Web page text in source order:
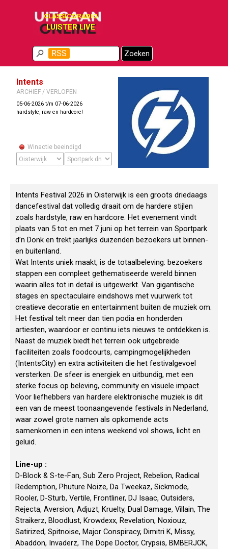
CLASSICS RADIO
LUISTER LIVE
Zoeken
RSS
Menu overslaan
Intents
ARCHIEF / VERLOPEN
05-06-2026 t/m 07-06-2026
hardstyle, raw en hardcore!
Winactie beeindigd
Intents Festival 2026 in Oisterwijk is een groots driedaags
dancefestival dat volledig draait om de hardere stijlen
zoals hardstyle, raw en hardcore. Het evenement vindt
plaats van 5 tot en met 7 juni op het terrein van Sportpark
d’n Donk en trekt jaarlijks duizenden bezoekers uit binnen-
en buitenland.
Wat Intents uniek maakt, is de totaalbeleving: bezoekers
stappen een compleet gethematiseerde wereld binnen
waarin alles tot in detail is uitgewerkt. Van gigantische
stages en spectaculaire eindshows met vuurwerk tot
creatieve decoratie en entertainment buiten de muziek om.
Het festival telt meer dan tien podia en honderden
artiesten, waardoor er continu iets nieuws te ontdekken is.
Naast de muziek biedt het terrein ook uitgebreide
faciliteiten zoals foodcourts, campingmogelijkheden
(IntentsCity) en extra activiteiten die het festivalgevoel
versterken. De sfeer is energiek en uitbundig, met een
sterke focus op beleving, community en visuele impact.
Voor liefhebbers van hardere elektronische muziek is dit
een van de meest toonaangevende festivals in Nederland,
waar zowel grote namen als opkomende acts
samenkomen in een intens weekend vol shows, licht en
geluid.
Line-up :
D-Block & S-te-Fan, Sub Zero Project, Rebelion, Radical
Redemption, Phuture Noize, Da Tweekaz, Sickmode,
Rooler, D-Sturb, Vertile, Frontliner, DJ Isaac, Outsiders,
Rejecta, Aversion, Adjuzt, Kruelty, Dual Damage, Villain, The
Straikerz, Bloodlust, Krowdexx, Revelation, Noxiouz,
Satirized, Spitnoise, Major Conspiracy, Dimitri K, Missy,
Abaddon, Invaderz, The Dope Doctor, Crypsis, BMBERJCK,